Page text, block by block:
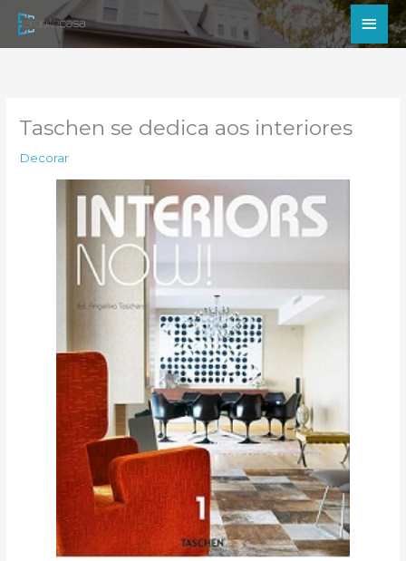
para
Taschen se dedica aos interiores
Decorar